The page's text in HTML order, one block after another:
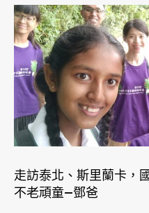
走訪泰北、斯里蘭卡，
不老頑童—鄧爸